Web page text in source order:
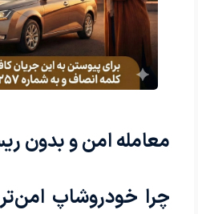
معامله امن و بدون
چرا خودروشاپ